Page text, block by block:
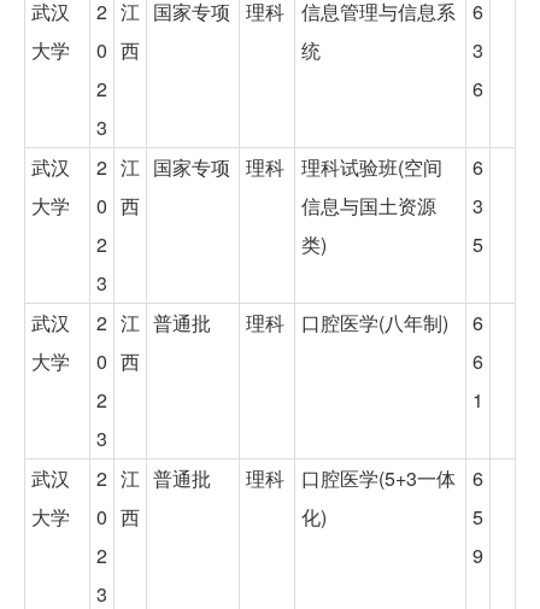
武汉
大学
2
0
2
3
江
西
国家专项 理科
信息管理与信息系
统
6
3
6
武汉
大学
2
0
2
3
江
西
国家专项 理科
理科试验班(空间
信息与国土资源
类)
6
3
5
武汉
大学
2
0
2
3
江
西
普通批 理科 口腔医学(八年制)
6
6
1
武汉
大学
2
0
2
3
江
西
普通批 理科
口腔医学(5+3一体
化)
6
5
9